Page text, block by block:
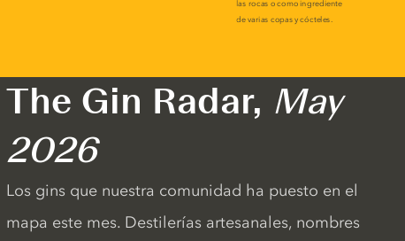
The Gin Radar, May
2026
Los gins que nuestra comunidad ha puesto en el
mapa este mes. Destilerías artesanales, nombres